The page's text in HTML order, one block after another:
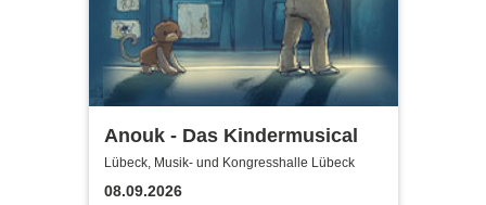
Anouk - Das Kindermusical
Lübeck, Musik- und Kongresshalle Lübeck
08.09.2026